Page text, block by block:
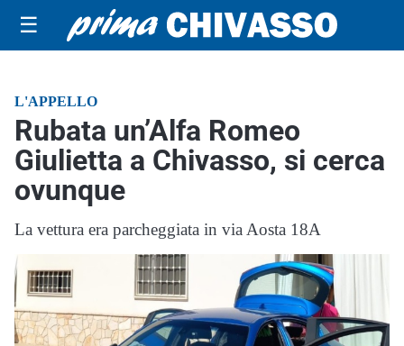
☰
L'APPELLO
Rubata un’Alfa Romeo
Giulietta a Chivasso, si cerca
ovunque
La vettura era parcheggiata in via Aosta 18A